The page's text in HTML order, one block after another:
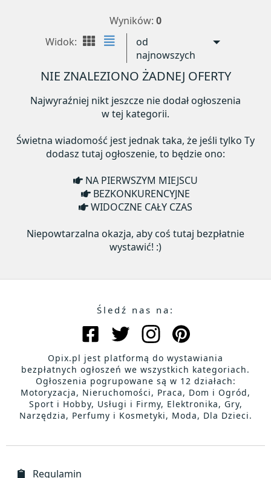
Wyników: 0
Widok:
od
najnowszych
NIE ZNALEZIONO ŻADNEJ OFERTY
Najwyraźniej nikt jeszcze nie dodał ogłoszenia
w tej kategorii.
Świetna wiadomość jest jednak taka, że jeśli tylko Ty
dodasz tutaj ogłoszenie, to będzie ono:
NA PIERWSZYM MIEJSCU
BEZKONKURENCYJNE
WIDOCZNE CAŁY CZAS
Niepowtarzalna okazja, aby coś tutaj bezpłatnie
wystawić! :)
Śledź nas na:
Opix.pl jest platformą do wystawiania
bezpłatnych ogłoszeń we wszystkich kategoriach.
Ogłoszenia pogrupowane są w 12 działach:
Motoryzacja, Nieruchomości, Praca, Dom i Ogród,
Sport i Hobby, Usługi i Firmy, Elektronika, Gry,
Narzędzia, Perfumy i Kosmetyki, Moda, Dla Dzieci.
Regulamin